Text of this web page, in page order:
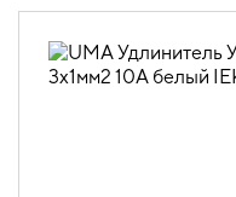
06.02.01.05